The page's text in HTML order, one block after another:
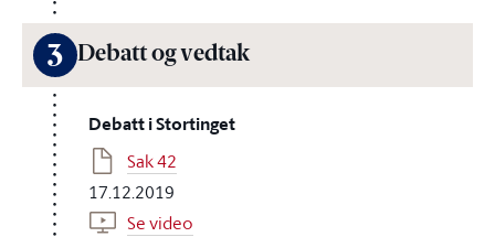
3 Debatt og vedtak
Debatt i Stortinget
Sak 42
17.12.2019
Se video